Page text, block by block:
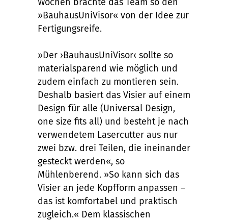
»BauhausUniVisor« von der Idee zur
Fertigungsreife.
»Der ›BauhausUniVisor‹ sollte so
materialsparend wie möglich und
zudem einfach zu montieren sein.
Deshalb basiert das Visier auf einem
Design für alle (Universal Design,
one size fits all) und besteht je nach
verwendetem Lasercutter aus nur
zwei bzw. drei Teilen, die ineinander
gesteckt werden«, so
Mühlenberend. »So kann sich das
Visier an jede Kopfform anpassen –
das ist komfortabel und praktisch
zugleich.« Dem klassischen